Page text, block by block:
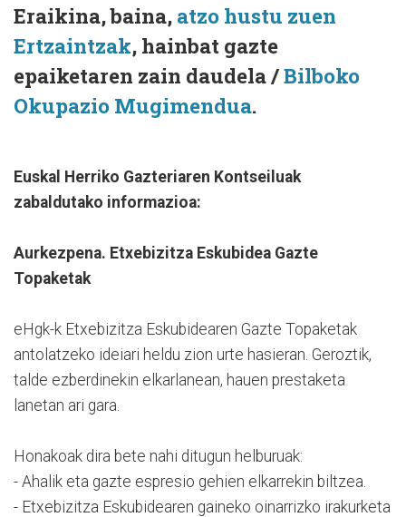
Eraikina, baina, atzo hustu zuen
Ertzaintzak, hainbat gazte
epaiketaren zain daudela /Bilboko
Okupazio Mugimendua.
Euskal Herriko Gazteriaren Kontseiluak
zabaldutako informazioa:
Aurkezpena. Etxebizitza Eskubidea Gazte
Topaketak
eHgk-k Etxebizitza Eskubidearen Gazte Topaketak
antolatzeko ideiari heldu zion urte hasieran. Geroztik,
talde ezberdinekin elkarlanean, hauen prestaketa
lanetan ari gara.
Honakoak dira bete nahi ditugun helburuak:
- Ahalik eta gazte espresio gehien elkarrekin biltzea.
- Etxebizitza Eskubidearen gaineko oinarrizko irakurketa